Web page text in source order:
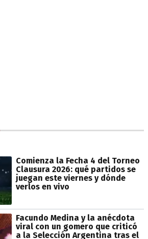
Comienza la Fecha 4 del Torneo
Clausura 2026: qué partidos se
juegan este viernes y dónde
verlos en vivo
Facundo Medina y la anécdota
viral con un gomero que criticó
a la Selección Argentina tras el